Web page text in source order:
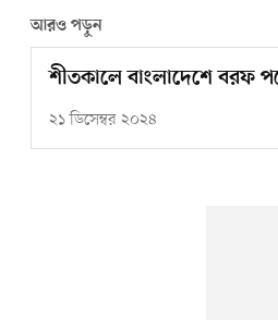
আরও পড়ুন
শীতকালে বাংলাদেশে বরফ
২১ ডিসেম্বর ২০২৪